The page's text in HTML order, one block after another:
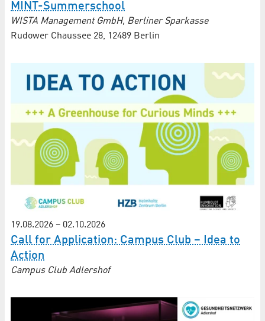
MINT-Summerschool
WISTA Management GmbH, Berliner Sparkasse
Rudower Chaussee 28, 12489 Berlin
19.08.2026 – 02.10.2026
Call for Application: Campus Club – Idea to
Action
Campus Club Adlershof